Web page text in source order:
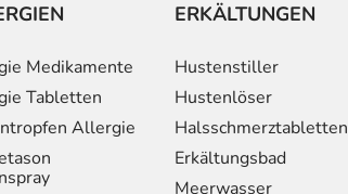
Medikamente
Tabletten
Allergie
ERKÄLTUNGEN
Hustenstiller
Hustenlöser
Halsschmerztabletten
Erkältungsbad
Meerwasser